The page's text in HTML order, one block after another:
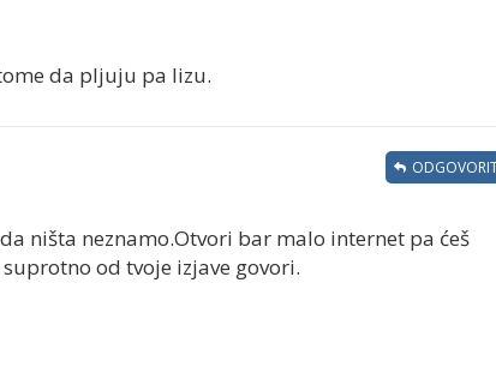
da pljuju pa lizu.
ništa neznamo.Otvori bar malo internet pa ćeš
od tvoje izjave govori.